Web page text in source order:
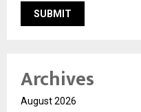
Archives
August 2026